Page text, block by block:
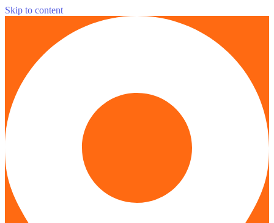
Skip to content